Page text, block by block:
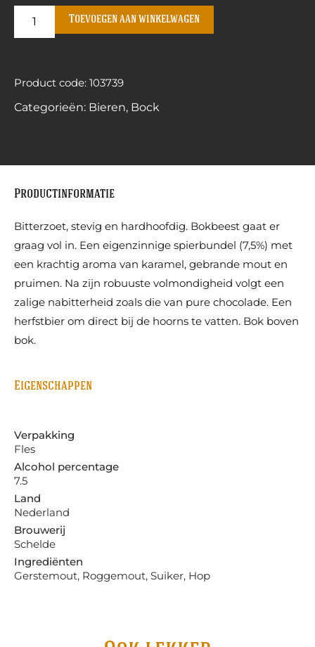
Toevoegen aan winkelwagen
Product code: 103739
Categorieën: Bieren, Bock
Productinformatie
Bitterzoet, stevig en hardhoofdig. Bokbeest gaat er
graag vol in. Een eigenzinnige spierbundel (7,5%) met
een krachtig aroma van karamel, gebrande mout en
pruimen. Na zijn robuuste volmondigheid volgt een
zalige nabitterheid zoals die van pure chocolade. Een
herfstbier om direct bij de hoorns te vatten. Bok boven
bok.
Eigenschappen
Verpakking
Fles
Alcohol percentage
7.5
Land
Nederland
Brouwerij
Schelde
Ingrediënten
Gerstemout, Roggemout, Suiker, Hop